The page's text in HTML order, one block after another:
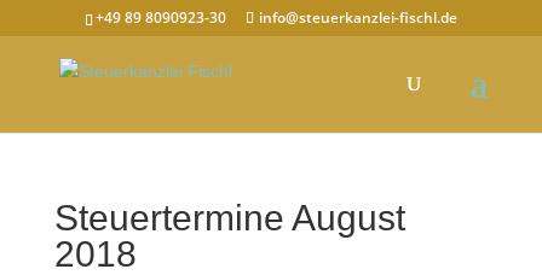
+49 89 8090923-30 info@steuerkanzlei-fischl.de
Steuertermine August
2018